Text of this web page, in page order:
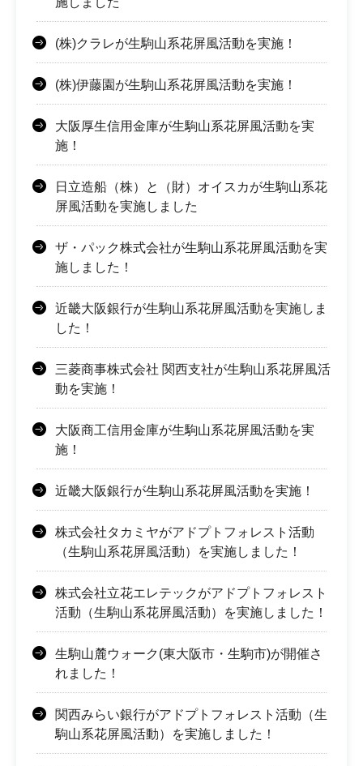
(株)クラレが生駒山系花屏風活動を実施！
(株)伊藤園が生駒山系花屏風活動を実施！
大阪厚生信用金庫が生駒山系花屏風活動を実
施！
日立造船（株）と（財）オイスカが生駒山系花
屏風活動を実施しました
ザ・パック株式会社が生駒山系花屏風活動を実
施しました！
近畿大阪銀行が生駒山系花屏風活動を実施しま
した！
三菱商事株式会社 関西支社が生駒山系花屏風活
動を実施！
大阪商工信用金庫が生駒山系花屏風活動を実
施！
近畿大阪銀行が生駒山系花屏風活動を実施！
株式会社タカミヤがアドプトフォレスト活動
（生駒山系花屏風活動）を実施しました！
株式会社立花エレテックがアドプトフォレスト
活動（生駒山系花屏風活動）を実施しました！
生駒山麓ウォーク(東大阪市・生駒市)が開催さ
れました！
関西みらい銀行がアドプトフォレスト活動（生
駒山系花屏風活動）を実施しました！